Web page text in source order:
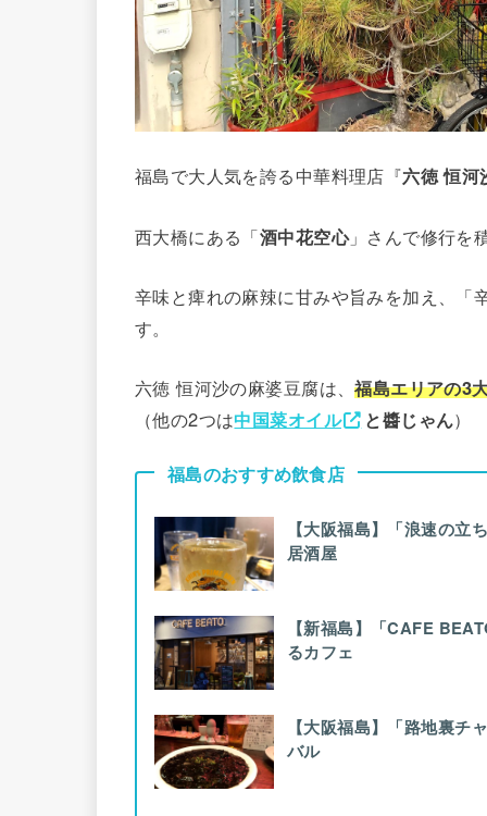
福島で大人気を誇る中華料理店『六徳 恒河
西大橋にある「酒中花空心」さんで修行を
辛味と痺れの麻辣に甘みや旨みを加え、「
す。
六徳 恒河沙の麻婆豆腐は、福島エリアの3
（他の2つは中国菜オイル と醬じゃん）
福島のおすすめ飲食店
【大阪福島】「浪速の
居酒屋
【新福島】「CAFE
るカフェ
【大阪福島】「路地裏チ
バル